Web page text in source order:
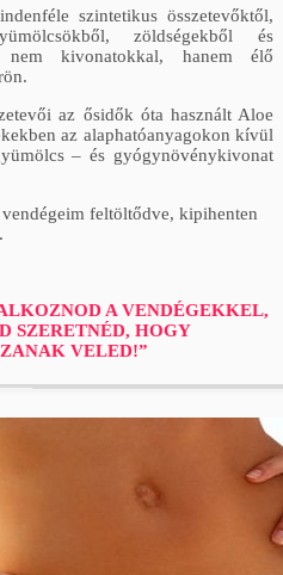
szintetikus összetevőktől,
zöldségekből és
kivonatokkal, hanem élő
az ősidők óta használt Aloe
az alaphatóanyagokon kívül
– és gyógynövénykivonat
feltöltődve, kipihenten
A VENDÉGEKKEL,
SZERETNÉD, HOGY
VELED!”